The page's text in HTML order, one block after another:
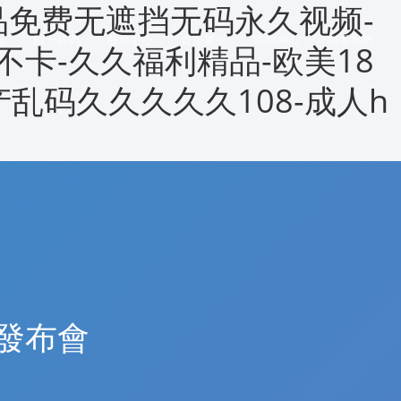
费无遮挡无码永久视频-
卡-久久福利精品-欧美18
码久久久久久108-成人h
關于我們 服務中心 資源展示 聯系我們
布會